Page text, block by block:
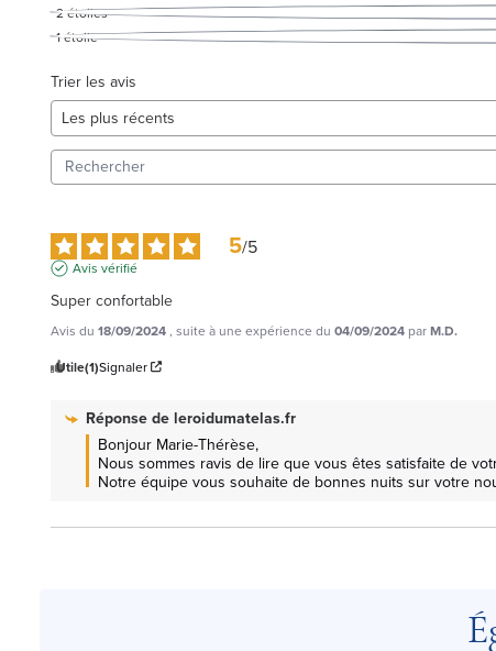
2étoiles
1étoile
Trier les avis
5/5
Avis vérifié
Super confortable
Avis du 18/09/2024, suite à une expérience du 04/09/2024 parM.D.
Utile(1)Signaler
Réponse deleroidumatelas.fr
Bonjour Marie-Thérèse,
Nous sommes ravis de lire que vous êtes satisfaite de
Notre équipe vous souhaite de bonnes nuits sur votre